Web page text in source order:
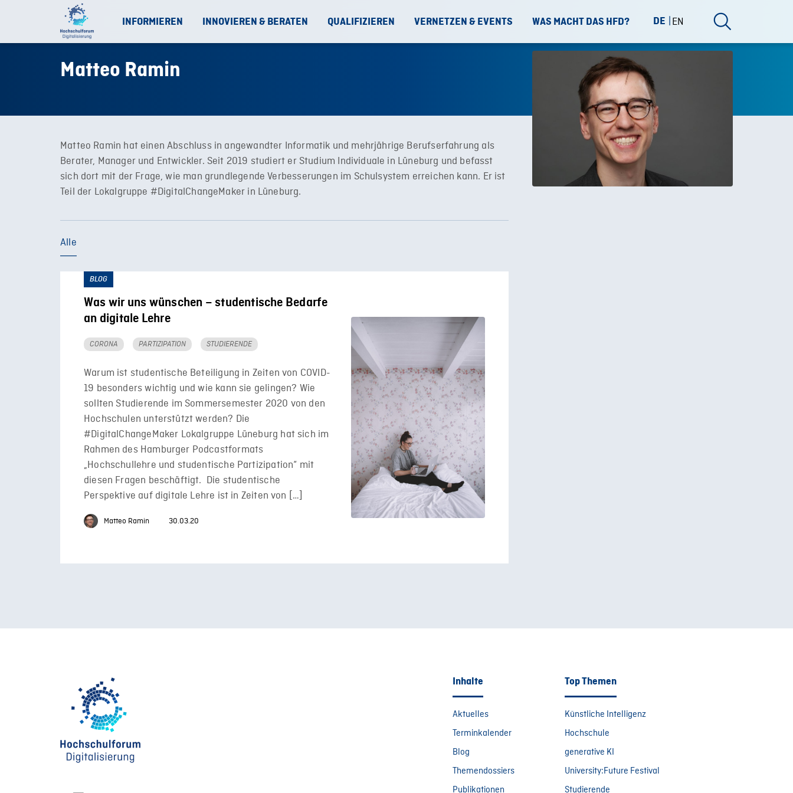
INFORMIEREN INNOVIEREN & BERATEN QUALIFIZIEREN VERNETZEN & EVENTS WAS MACHT DAS HFD? DE EN
Matteo Ramin
Matteo Ramin hat einen Abschluss in angewandter Informatik und mehrjährige Berufserfahrung als
Berater, Manager und Entwickler. Seit 2019 studiert er Studium Individuale in Lüneburg und befasst
sich dort mit der Frage, wie man grundlegende Verbesserungen im Schulsystem erreichen kann. Er ist
Teil der Lokalgruppe #DigitalChangeMaker in Lüneburg.
Alle
BLOG
Was wir uns wünschen – studentische Bedarfe
an digitale Lehre
CORONA PARTIZIPATION STUDIERENDE
Warum ist studentische Beteiligung in Zeiten von COVID-
19 besonders wichtig und wie kann sie gelingen? Wie
sollten Studierende im Sommersemester 2020 von den
Hochschulen unterstützt werden? Die
#DigitalChangeMaker Lokalgruppe Lüneburg hat sich im
Rahmen des Hamburger Podcastformats
„Hochschullehre und studentische Partizipation“ mit
diesen Fragen beschäftigt. Die studentische
Perspektive auf digitale Lehre ist in Zeiten von […]
Matteo Ramin 30.03.20
Inhalte
Aktuelles
Terminkalender
Blog
Themendossiers
Publikationen
Top Themen
Künstliche Intelligenz
Hochschule
generative KI
University:Future Festival
Studierende